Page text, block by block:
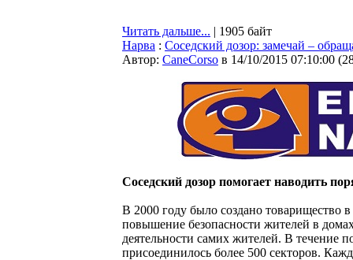
Читать дальше... | 1905 байт
Нарва : Соседский дозор: замечай –
Автор: CaneCorso в 14/10/2015 07:10:00 (
Соседский дозор помогает наводить
В 2000 году было создано товарищество
повышение безопасности жителей в
деятельности самих жителей. В течение
присоединилось более 500 секторов.